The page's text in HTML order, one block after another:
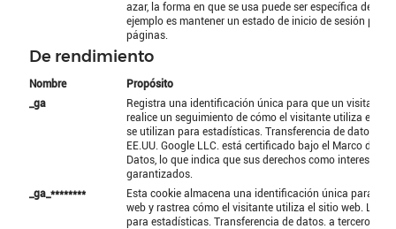
azar, la forma en que se usa puede ser específica del
ejemplo es mantener un estado de inicio de sesión para
páginas.
De rendimiento
Nombre
Propósito
_ga
Registra una identificación única para que un visitante
realice un seguimiento de cómo el visitante utiliza el
se utilizan para estadísticas. Transferencia de datos a
EE.UU. Google LLC. está certificado bajo el Marco de
Datos, lo que indica que sus derechos como interesado
garantizados.
_ga_********
Esta cookie almacena una identificación única para un
web y rastrea cómo el visitante utiliza el sitio web. Los
para estadísticas. Transferencia de datos. a terceros